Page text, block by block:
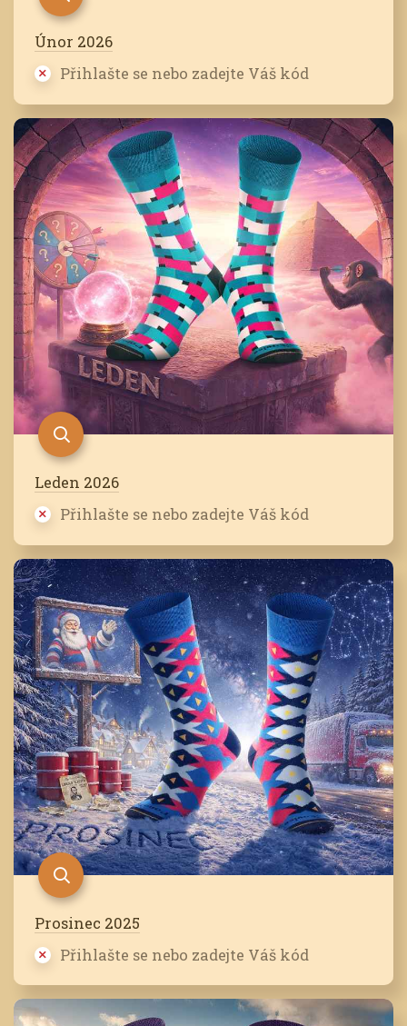
Únor 2026
Přihlašte se nebo zadejte Váš kód
Leden 2026
Přihlašte se nebo zadejte Váš kód
Prosinec 2025
Přihlašte se nebo zadejte Váš kód